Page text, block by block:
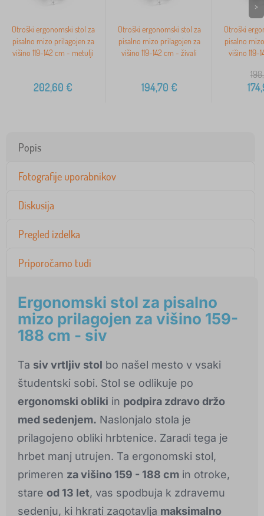
Otroški ergonomski stol za
pisalno mizo prilagojen za
višino 119-142 cm - metulji
202,60 €
Otroški ergonomski stol za
pisalno mizo prilagojen za
višino 119-142 cm - živali
194,70 €
Otroški
pisalno
višino 119-
>
Popis
Fotografije uporabnikov
Diskusija
Pregled izdelka
Priporočamo tudi
Ergonomski stol za pisalno
mizo prilagojen za višino 159-
188 cm - siv
Ta siv vrtljiv stol bo našel mesto v vsaki
študentski sobi. Stol se odlikuje po
ergonomski obliki in podpira zdravo držo
med sedenjem. Naslonjalo stola je
prilagojeno obliki hrbtenice. Zaradi tega je
hrbet manj utrujen. Ta ergonomski stol,
primeren za višino 159 - 188 cm in otroke,
stare od 13 let, vas spodbuja k zdravemu
sedenju, ki hkrati zagotavlja maksimalno